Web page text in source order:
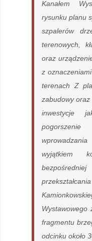
Kanałem
rysunku planu
szpalerów
terenowych,
oraz
z
terenach Z
zabudowy
inwestycje
wyjątkiem
Wystawowego
fragmentu
odcinku około